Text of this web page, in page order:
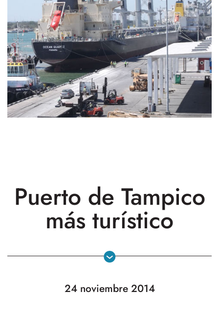
Puerto de Tampico
más turístico
24 noviembre 2014